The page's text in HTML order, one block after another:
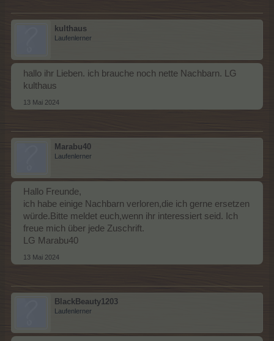
kulthaus
Laufenlerner
hallo ihr Lieben. ich brauche noch nette Nachbarn. LG
kulthaus
13 Mai 2024
Marabu40
Laufenlerner
Hallo Freunde,
ich habe einige Nachbarn verloren,die ich gerne ersetzen
würde.Bitte meldet euch,wenn ihr interessiert seid. Ich
freue mich über jede Zuschrift.
LG Marabu40
13 Mai 2024
BlackBeauty1203
Laufenlerner